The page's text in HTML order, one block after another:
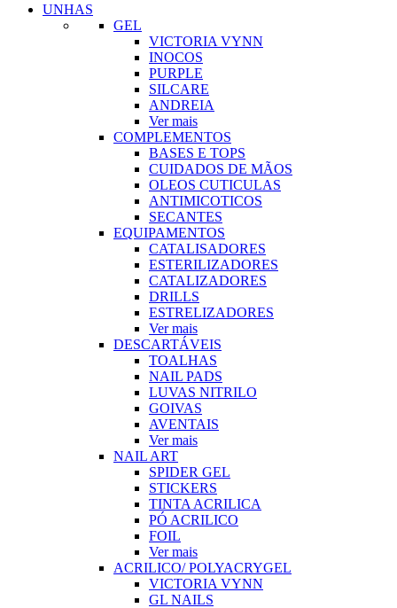
UNHAS
GEL
VICTORIA VYNN
INOCOS
PURPLE
SILCARE
ANDREIA
Ver mais
COMPLEMENTOS
BASES E TOPS
CUIDADOS DE MÃOS
OLEOS CUTICULAS
ANTIMICOTICOS
SECANTES
EQUIPAMENTOS
CATALISADORES
ESTERILIZADORES
CATALIZADORES
DRILLS
ESTRELIZADORES
Ver mais
DESCARTÁVEIS
TOALHAS
NAIL PADS
LUVAS NITRILO
GOIVAS
AVENTAIS
Ver mais
NAIL ART
SPIDER GEL
STICKERS
TINTA ACRILICA
PÓ ACRILICO
FOIL
Ver mais
ACRILICO/ POLYACRYGEL
VICTORIA VYNN
GL NAILS